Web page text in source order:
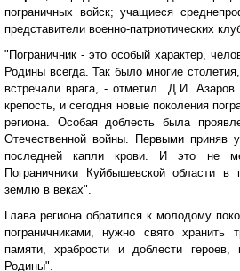
пограничных войск; учащиеся
представители военно-патриотических
"Пограничник - это особый характер,
Родины всегда. Так было многие
встречали врага, - отметил Д.И.
крепость, и сегодня новые поколения
региона. Особая доблесть была
Отечественной войны. Первыми приняв
последней капли крови. И это не
Пограничники Куйбышевской области
землю в веках".
Глава региона обратился к молодому
пограничниками, нужно свято хранить
памяти, храбрости и доблести
Родины".